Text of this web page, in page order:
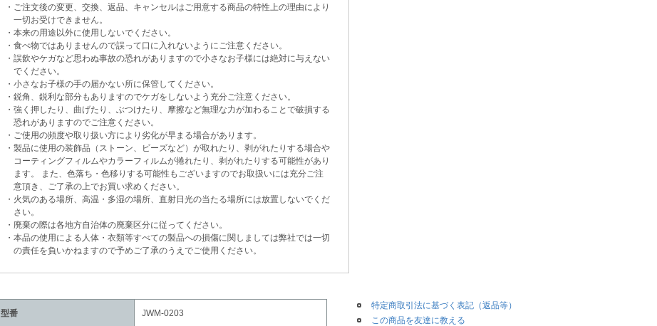
・ご注文後の変更、交換、返品、キャンセルはご用意する商品の特性上の理由により
一切お受けできません。
・本来の用途以外に使用しないでください。
・食べ物ではありませんので誤って口に入れないようにご注意ください。
・誤飲やケガなど思わぬ事故の恐れがありますので小さなお子様には絶対に与えない
でください。
・小さなお子様の手の届かない所に保管してください。
・鋭角、鋭利な部分もありますのでケガをしないよう充分ご注意ください。
・強く押したり、曲げたり、ぶつけたり、摩擦など無理な力が加わることで破損する
恐れがありますのでご注意ください。
・ご使用の頻度や取り扱い方により劣化が早まる場合があります。
・製品に使用の装飾品（ストーン、ビーズなど）が取れたり、剥がれたりする場合や
コーティングフィルムやカラーフィルムが捲れたり、剥がれたりする可能性があり
ます。 また、色落ち・色移りする可能性もございますのでお取扱いには充分ご注
意頂き、ご了承の上でお買い求めください。
・火気のある場所、高温・多湿の場所、直射日光の当たる場所には放置しないでくだ
さい。
・廃棄の際は各地方自治体の廃棄区分に従ってください。
・本品の使用による人体・衣類等すべての製品への損傷に関しましては弊社では一切
の責任を負いかねますので予めご了承のうえでご使用ください。
型番 JWM-0203
特定商取引法に基づく表記（返品等）
この商品を友達に教える